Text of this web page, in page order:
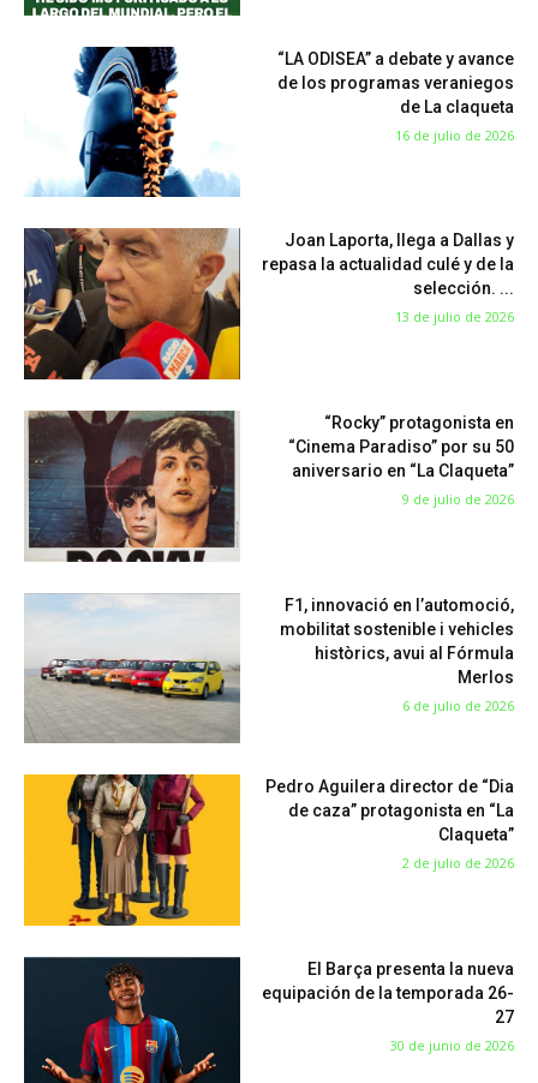
“LA ODISEA” a debate y avance
de los programas veraniegos
de La claqueta
16 de julio de 2026
Joan Laporta, llega a Dallas y
repasa la actualidad culé y de la
selección. ...
13 de julio de 2026
“Rocky” protagonista en
“Cinema Paradiso” por su 50
aniversario en “La Claqueta”
9 de julio de 2026
F1, innovació en l’automoció,
mobilitat sostenible i vehicles
històrics, avui al Fórmula
Merlos
6 de julio de 2026
Pedro Aguilera director de “Dia
de caza” protagonista en “La
Claqueta”
2 de julio de 2026
El Barça presenta la nueva
equipación de la temporada 26-
27
30 de junio de 2026